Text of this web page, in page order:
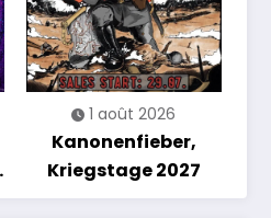
énergie reggae
1 août 2026
Kanonenfieber,
Kriegstage 2027